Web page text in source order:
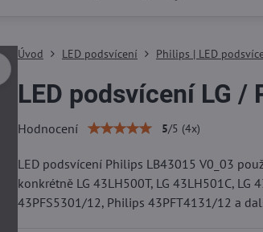
Úvod LED podsvícení Philips | LED
LED podsvícení LG /
Hodnocení 5/5 (4x)
LED podsvícení Philips LB43015 V0_03
konkrétně LG 43LH500T, LG 43LH501C, LG
43PFS5301/12, Philips 43PFT4131/12 a